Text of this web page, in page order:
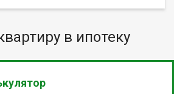
в ипотеку